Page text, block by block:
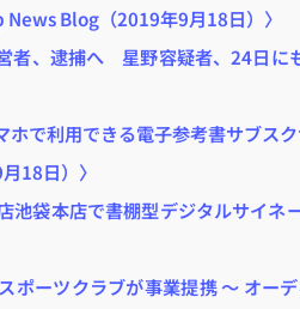
Blog（2019年9月18日）〉
者、逮捕へ 星野容疑者、24日に
ホで利用できる電子参考書サブス
18日）〉
池袋本店で書棚型デジタルサイネ
ポーツクラブが事業提携 ～ オー